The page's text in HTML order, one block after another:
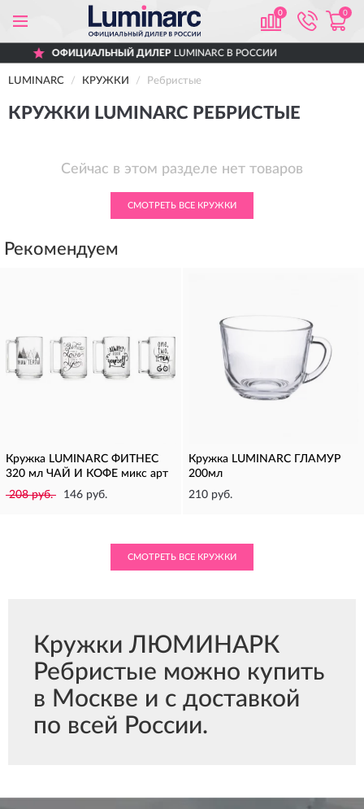
0 0
ОФИЦИАЛЬНЫЙ ДИЛЕРLUMINARC В РОССИИ
LUMINARC КРУЖКИ Ребристые
КРУЖКИ LUMINARC РЕБРИСТЫЕ
Сейчас в этом разделе нет товаров
СМОТРЕТЬ ВСЕ КРУЖКИ
Рекомендуем
Кружка LUMINARC ФИТНЕС
320 мл ЧАЙ И КОФЕ микс арт
208 руб.
146 руб.
Кружка LUMINARC ГЛАМУР
200мл
210 руб.
СМОТРЕТЬ ВСЕ КРУЖКИ
Кружки ЛЮМИНАРК
Ребристые можно купить
в Москве и с доставкой
по всей России.